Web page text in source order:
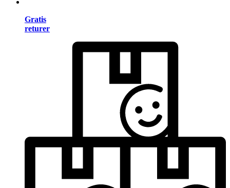
Gratis
returer